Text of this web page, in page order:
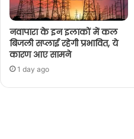
नवापारा के इन इलाकों में कल
बिजली सप्लाई रहेगी प्रभावित, ये
कारण आए सामने
1 day ago